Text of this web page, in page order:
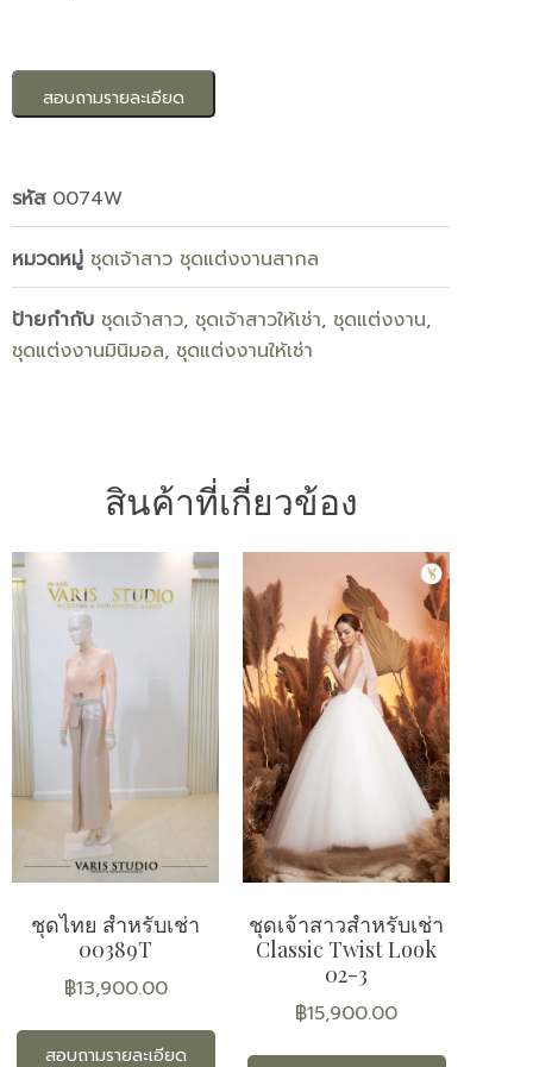
สอบถามรายละเอียด
รหัส 0074W
หมวดหมู่ ชุดเจ้าสาว ชุดแต่งงานสากล
ป้ายกำกับ ชุดเจ้าสาว, ชุดเจ้าสาวให้เช่า, ชุดแต่งงาน,
ชุดแต่งงานมินิมอล, ชุดแต่งงานให้เช่า
สินค้าที่เกี่ยวข้อง
ชุดไทย สำหรับเช่า
00389T
฿13,900.00
สอบถามรายละเอียด
ชุดเจ้าสาวสำหรับเช่า
Classic Twist Look
02-3
฿15,900.00